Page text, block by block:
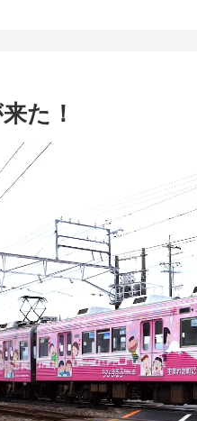
た！